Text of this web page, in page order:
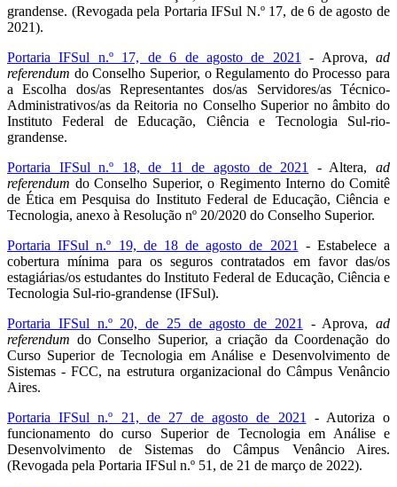
grandense. (Revogada pela Portaria IFSul N.º 17, de 6 de agosto de
2021).
Portaria IFSul n.º 17, de 6 de agosto de 2021
- Aprova, ad
referendum do Conselho Superior, o Regulamento do Processo para
a Escolha dos/as Representantes dos/as Servidores/as Técnico-
Administrativos/as da Reitoria no Conselho Superior no âmbito do
Instituto Federal de Educação, Ciência e Tecnologia Sul-rio-
grandense.
Portaria IFSul n.º 18, de 11 de agosto de 2021
- Altera,ad
referendum do Conselho Superior, o Regimento Interno do Comitê
de Ética em Pesquisa do Instituto Federal de Educação, Ciência e
Tecnologia, anexo à Resolução nº 20/2020 do Conselho Superior.
Portaria IFSul n.º 19, de 18 de agosto de 2021
- Estabelece a
cobertura mínima para os seguros contratados em favor das/os
estagiárias/os estudantes do Instituto Federal de Educação, Ciência e
Tecnologia Sul-rio-grandense (IFSul).
Portaria IFSul n.º 20, de 25 de agosto de 2021
- Aprova, ad
referendum do Conselho Superior, a criação da Coordenação do
Curso Superior de Tecnologia em Análise e Desenvolvimento de
Sistemas - FCC, na estrutura organizacional do Câmpus Venâncio
Aires.
Portaria IFSul n.º 21, de 27 de agosto de 2021
- Autoriza o
funcionamento do curso Superior de Tecnologia em Análise e
Desenvolvimento de Sistemas do Câmpus Venâncio Aires.
(Revogada pela Portaria IFSul n.º 51, de 21 de março de 2022).